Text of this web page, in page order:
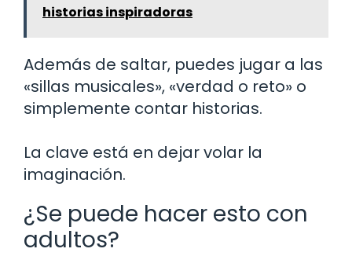
historias inspiradoras
Además de saltar, puedes jugar a las
«sillas musicales», «verdad o reto» o
simplemente contar historias.
La clave está en dejar volar la
imaginación.
¿Se puede hacer esto con
adultos?